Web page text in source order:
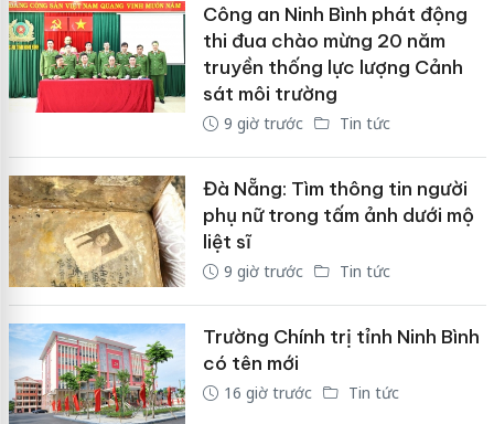
Công an Ninh Bình phát động
thi đua chào mừng 20 năm
truyền thống lực lượng Cảnh
sát môi trường
9 giờ trước Tin tức
Đà Nẵng: Tìm thông tin người
phụ nữ trong tấm ảnh dưới mộ
liệt sĩ
9 giờ trước Tin tức
Trường Chính trị tỉnh Ninh Bình
có tên mới
16 giờ trước Tin tức